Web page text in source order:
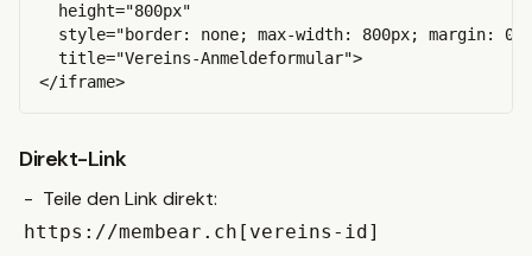
  height="800px"
style="border: none; max-width: 800px; margin: 0
  title="Vereins-Anmeldeformular">
Direkt-Link
Teile den Link direkt:
https://membear.ch[vereins-id]